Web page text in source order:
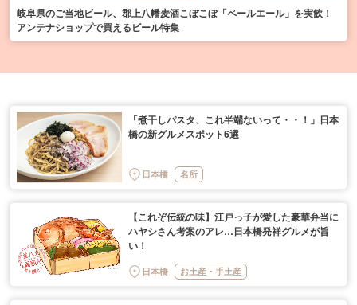
岐阜県のご当地ビール、郡上八幡麦酒こぼこぼ「ペールエール」を実飲！
アンテナショップで買えるビール特集
「煮干しパスタ、これ半端ないって・・！」日本
橋の新グルメスポット6選
日本橋 名所
【これぞ伝統の味】江戸っ子が愛した豪華弁当に
ハヤシさん考案のアレ…日本橋発祥グルメが旨
い！
日本橋 お土産・手土産